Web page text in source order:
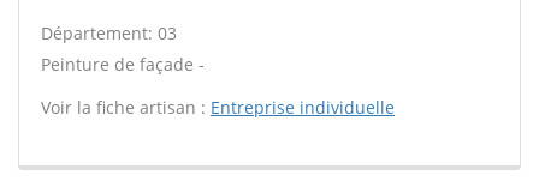
Département: 03
Peinture de façade -
Voir la fiche artisan : Entreprise individuelle